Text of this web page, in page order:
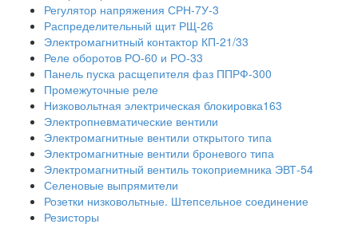
Регулятор напряжения СРН-7У-3
Распределительный щит РЩ-26
Электромагнитный контактор КП-21/33
Реле оборотов РО-60 и РО-33
Панель пуска расщепителя фаз ППРФ-300
Промежуточные реле
Низковольтная электрическая блокировка163
Электропневматические вентили
Электромагнитные вентили открытого типа
Электромагнитные вентили броневого типа
Электромагнитный вентиль токоприемника ЭВТ-54
Селеновые выпрямители
Розетки низковольтные. Штепсельное соединение
Резисторы